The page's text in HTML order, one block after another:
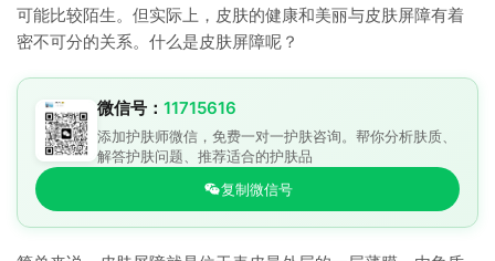
可能比较陌生。但实际上，皮肤的健康和美丽与皮肤屏障有着
密不可分的关系。什么是皮肤屏障呢？
微信号： 11715616
添加护肤师微信，免费一对一护肤咨询。帮你分析肤质、
解答护肤问题、推荐适合的护肤品
复制微信号